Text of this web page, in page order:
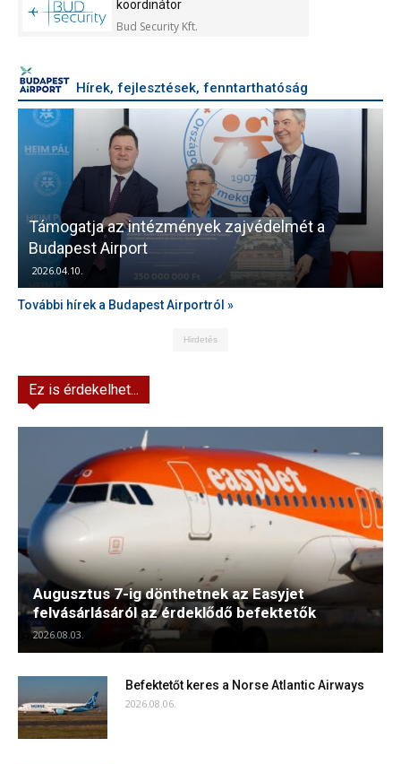
koordinátor
Bud Security Kft.
Hírek, fejlesztések, fenntarthatóság
Támogatja az intézmények zajvédelmét a
Budapest Airport
2026.04.10.
További hírek a Budapest Airportról »
Hirdetés
Ez is érdekelhet...
Augusztus 7-ig dönthetnek az Easyjet
felvásárlásáról az érdeklődő befektetők
2026.08.03.
Befektetőt keres a Norse Atlantic Airways
2026.08.06.